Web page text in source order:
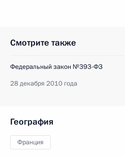
Смотрите также
Федеральный закон №393-ФЗ
28 декабря 2010 года
География
Франция